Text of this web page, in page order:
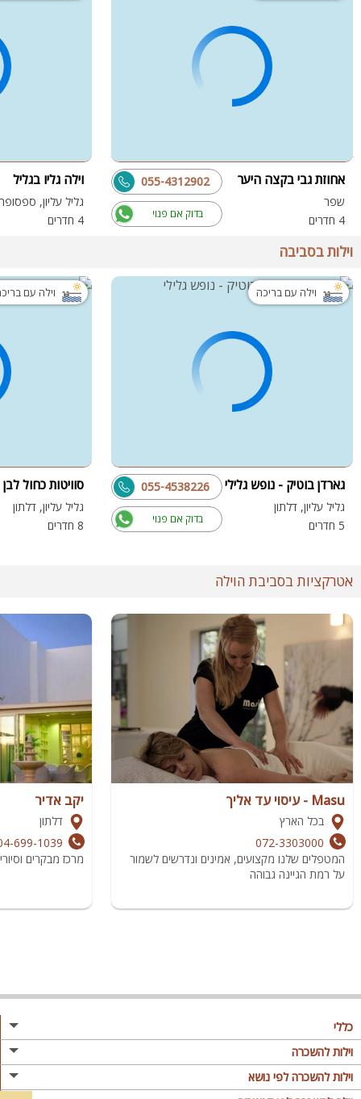
אחוזת גבי בקצה היער
שפר
4 חדרים
בדוק אם פנוי
055-4312902 וילה גליו בגליל
גליל עליון,
4 חדרים
וילות בסביבה
וילה עם בריכה
גארדן בוטיק - נופש גלילי
גליל עליון, דלתון
5 חדרים
בדוק אם פנוי
055-4538226
וילה עם
סוויטות כחול לבן
גליל עליון, דלתון
8 חדרים
אטרקציות בסביבת הוילה
Masu - עיסוי עד אליך
בכל הארץ
072-3303000
המטפלים שלנו מקצועים, אמינים ונדרשים לשמור
על רמת הגיינה גבוהה
יקב אדיר
דלתון
699-1039
מרכז מבקרים
כללי
מגזין
פרסום באתר
וילות להשכרה
וילות בצפון
וילות להשכרה לפי נושא